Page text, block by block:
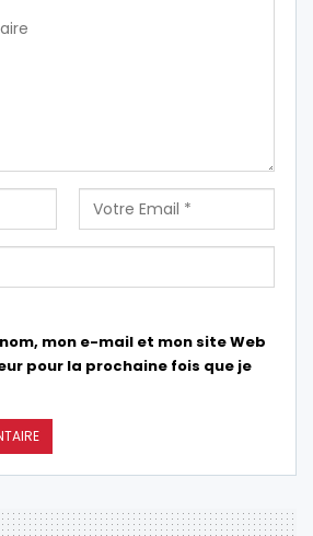
mon e-mail et mon site Web
pour la prochaine fois que je